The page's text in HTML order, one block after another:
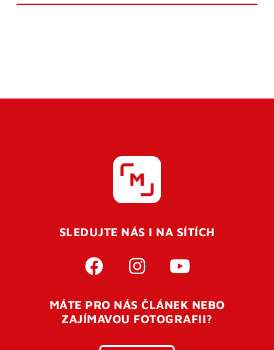
SLEDUJTE NÁS I NA SÍTÍCH
MÁTE PRO NÁS ČLÁNEK NEBO
ZAJÍMAVOU FOTOGRAFII?